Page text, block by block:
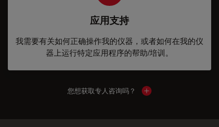
应用支持
我需要有关如何正确操作我的仪器，或者如何在我的仪
器上运行特定应用程序的帮助/培训。
您想获取专人咨询吗？ Show local contacts